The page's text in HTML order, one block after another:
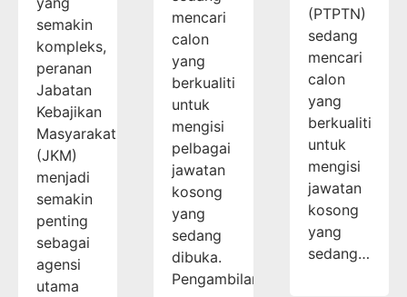
semakin
kompleks,
peranan
Jabatan
Kebajikan
Masyarakat
(JKM)
menjadi
semakin
penting
sebagai
agensi
utama
mencari
calon
yang
berkualiti
untuk
mengisi
pelbagai
jawatan
kosong
yang
sedang
dibuka.
Pengambilan…
(PTPTN)
sedang
mencari
calon
yang
berkualiti
untuk
mengisi
jawatan
kosong
yang
sedang…